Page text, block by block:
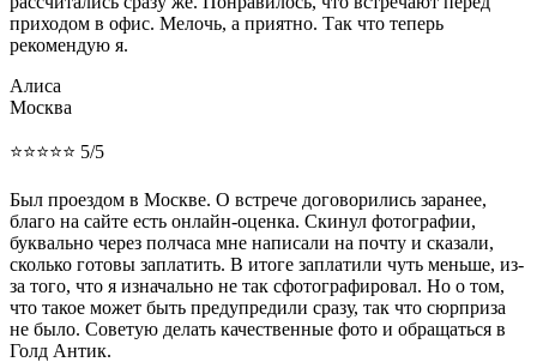
приходом в офис. Мелочь, а приятно. Так что теперь
рекомендую я.
Алиса
Москва
⭐⭐⭐⭐⭐ 5/5
Был проездом в Москве. О встрече договорились заранее,
благо на сайте есть онлайн-оценка. Скинул фотографии,
буквально через полчаса мне написали на почту и сказали,
сколько готовы заплатить. В итоге заплатили чуть меньше, из-
за того, что я изначально не так сфотографировал. Но о том,
что такое может быть предупредили сразу, так что сюрприза
не было. Советую делать качественные фото и обращаться в
Голд Антик.